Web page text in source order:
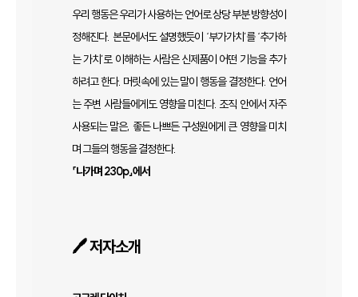
우리 행동은 우리가 사용하는 언어로 상당 부분 방향성이
정해진다. 본문에서도 설명했듯이 ‘부가가치’를 ‘추가하
는 가치’로 이해하는 사람은 신제품이 어떤 기능을 추가
하려고 한다. 머릿속에 있는 말이 행동을 결정한다. 언어
는 주변 사람들에게도 영향을 미친다. 조직 안에서 자주
사용되는 말은, 좋든 나쁘든 구성원에게 큰 영향을 미치
며 그들의 행동을 결정한다.
「나가며 230p」에서
🖊저자소개